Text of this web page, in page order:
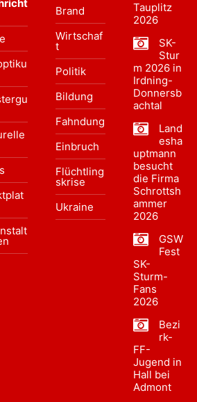
Brand
Wirtschaf
t
Politik
Bildung
Fahndung
Einbruch
Flüchtling
skrise
Ukraine
Tauplitz
2026
SK-
Stur
m 2026 in
Irdning-
Donnersb
achtal
Land
esha
uptmann
besucht
die Firma
Schrottsh
ammer
2026
GSW
Fest
SK-
Sturm-
Fans
2026
Bezi
rk-
FF-
Jugend in
Hall bei
Admont